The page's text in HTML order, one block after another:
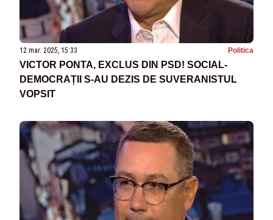
12 mar. 2025, 15:33 Politica
VICTOR PONTA, EXCLUS DIN PSD! SOCIAL-
DEMOCRAȚII S-AU DEZIS DE SUVERANISTUL
VOPSIT